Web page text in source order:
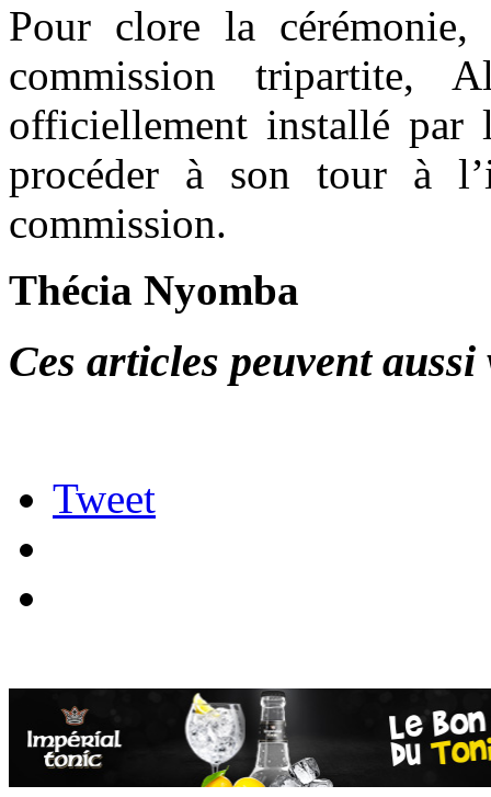
Pour clore la
commission tripartite,
officiellement installé par
procéder à son tour à
commission.
Thécia Nyomba
Ces articles peuvent
Tweet